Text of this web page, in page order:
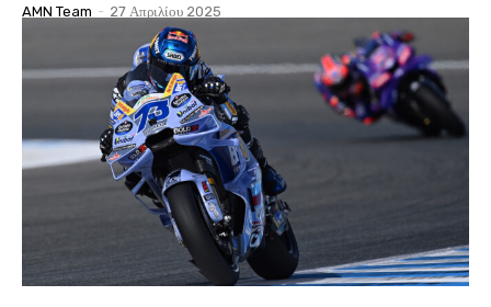
AMN Team - 27 Απριλίου 2025